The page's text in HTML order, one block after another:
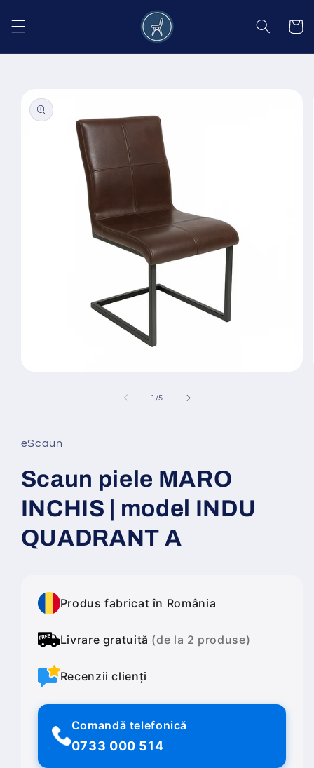
conținut
Coș
informațiile
despre
produs
fereastră
modală
1 /din
5
eScaun
Scaun piele MARO
INCHIS | model INDU
QUADRANT A
Produs fabricat în România
Livrare gratuită (de la 2 produse)
Recenzii clienți
Comandă telefonică
0733 000 514